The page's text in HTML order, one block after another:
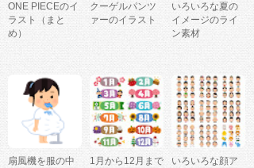
ONE PIECEのイ
ラスト（まと
め）
クーゲルパンツ
ァーのイラスト
いろいろな夏の
イメージのライ
ン素材
扇風機を服の中
1月から12月まで
いろいろな顔ア